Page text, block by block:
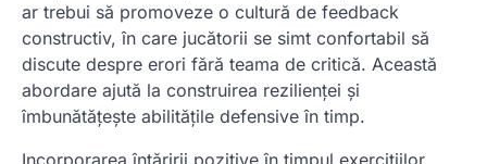
ar trebui să promoveze o cultură de feedback
constructiv, în care jucătorii se simt confortabil să
discute despre erori fără teama de critică. Această
abordare ajută la construirea rezilienței și
îmbunătățește abilitățile defensive în timp.